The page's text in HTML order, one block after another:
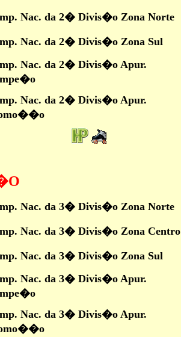
Nac. da 2� Divis�o Zona Norte
Nac. da 2� Divis�o Zona Sul
Nac. da 2� Divis�o Apur.
Nac. da 2� Divis�o Apur.
Nac. da 3� Divis�o Zona Norte
Nac. da 3� Divis�o Zona Centro
Nac. da 3� Divis�o Zona Sul
Nac. da 3� Divis�o Apur.
Nac. da 3� Divis�o Apur.